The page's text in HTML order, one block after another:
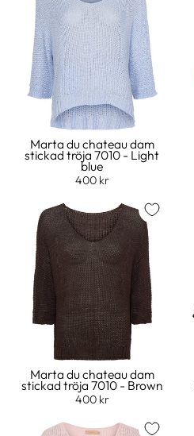
Marta du chateau dam
stickad tröja 7010 - Light
blue
400 kr
Marta du chateau dam
stickad tröja 7010 - Brown
400 kr